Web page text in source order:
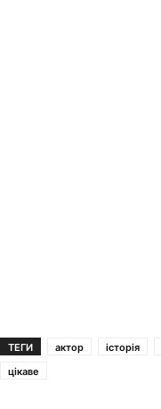
ТЕГИ актор історія
цікаве